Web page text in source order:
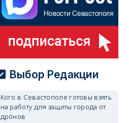
Выбор Редакции
Кого в Севастополе готовы взять
на работу для защиты города от
дронов